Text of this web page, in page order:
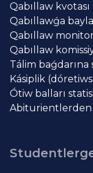
Qabıllaw kvotası
Qabıllawǵa
Qabıllaw
Qabıllaw
Tálim
Kásiplik
Ótiw balları
Abiturientlerden